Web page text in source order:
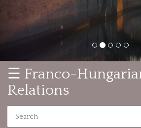
☰ Franco-
Relations